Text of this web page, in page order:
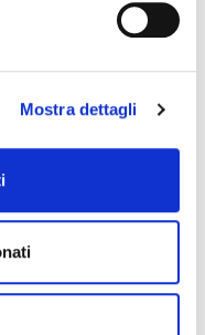
Mostra dettagli